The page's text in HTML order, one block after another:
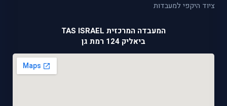
ציוד היקפי למעבדות
המעבדה המרכזית TAS ISRAEL
ביאליק 124 רמת גן